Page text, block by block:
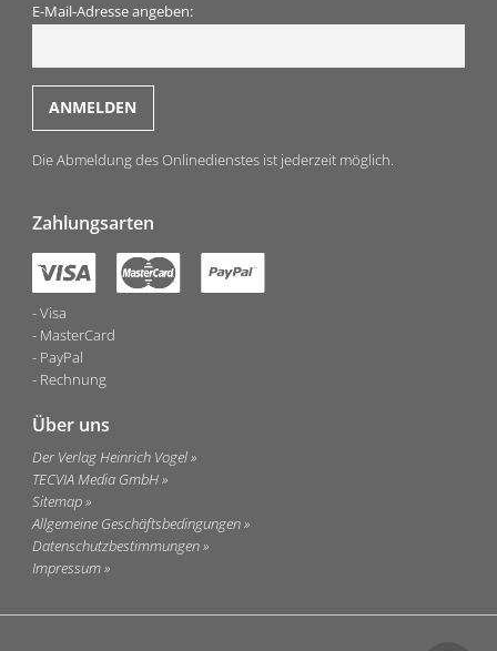
E-Mail-Adresse angeben:
Die Abmeldung des Onlinedienstes ist jederzeit möglich.
Zahlungsarten
Visa
MasterCard
PayPal
Rechnung
Über uns
Der Verlag Heinrich Vogel
TECVIA Media GmbH
Sitemap
Allgemeine Geschäftsbedingungen
Datenschutzbestimmungen
Impressum